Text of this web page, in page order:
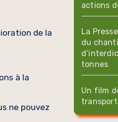
de la
à la
ne pouvez
actions
La
du
tonnes
Un film